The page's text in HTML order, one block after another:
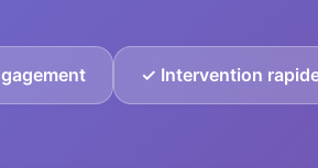
✓ Intervention